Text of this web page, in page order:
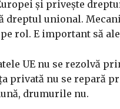
și privește
dreptul unional.
rol. E important să
UE nu se rezolvă
privată nu se repară
drumurile nu.